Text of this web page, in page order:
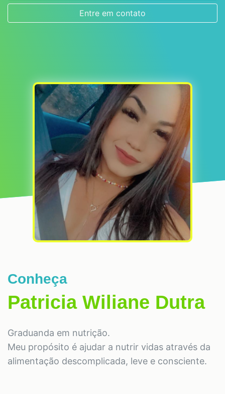
Entre em contato
Conheça
Patricia Wiliane Dutra
Graduanda em nutrição.
Meu propósito é ajudar a nutrir vidas através da
alimentação descomplicada, leve e consciente.